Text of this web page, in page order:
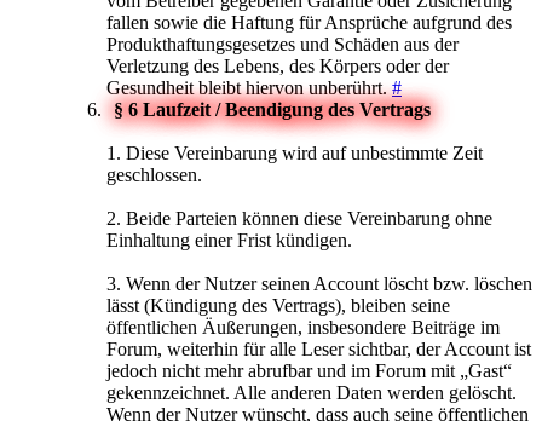
fallen sowie die Haftung für Ansprüche aufgrund des
Produkthaftungsgesetzes und Schäden aus der
Verletzung des Lebens, des Körpers oder der
Gesundheit bleibt hiervon unberührt.#
§ 6 Laufzeit / Beendigung des Vertrags
1. Diese Vereinbarung wird auf unbestimmte Zeit
geschlossen.
2. Beide Parteien können diese Vereinbarung ohne
Einhaltung einer Frist kündigen.
3. Wenn der Nutzer seinen Account löscht bzw. löschen
lässt (Kündigung des Vertrags), bleiben seine
öffentlichen Äußerungen, insbesondere Beiträge im
Forum, weiterhin für alle Leser sichtbar, der Account ist
jedoch nicht mehr abrufbar und im Forum mit „Gast“
gekennzeichnet. Alle anderen Daten werden gelöscht.
Wenn der Nutzer wünscht, dass auch seine öffentlichen